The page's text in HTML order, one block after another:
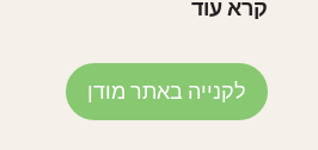
קרא עוד
לקנייה באתר מודן